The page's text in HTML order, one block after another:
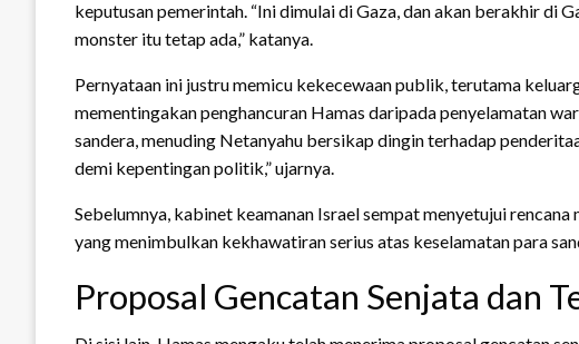
keputusan pemerintah. “Ini dimulai di Gaza, dan akan berakhir di
monster itu tetap ada,” katanya.
Pernyataan ini justru memicu kekecewaan publik, terutama
mementingakan penghancuran Hamas daripada penyelamatan
sandera, menuding Netanyahu bersikap dingin terhadap
demi kepentingan politik,” ujarnya.
Sebelumnya, kabinet keamanan Israel sempat menyetujui
yang menimbulkan kekhawatiran serius atas keselamatan para
Proposal Gencatan Senjata dan